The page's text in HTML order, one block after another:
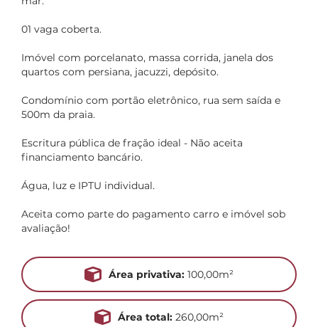
01 vaga coberta.
Imóvel com porcelanato, massa corrida, janela dos
quartos com persiana, jacuzzi, depósito.
Condomínio com portão eletrônico, rua sem saída e
500m da praia.
Escritura pública de fração ideal - Não aceita
financiamento bancário.
Água, luz e IPTU individual.
Aceita como parte do pagamento carro e imóvel sob
avaliação!
Área privativa:100,00m²
Área total: 260,00m²